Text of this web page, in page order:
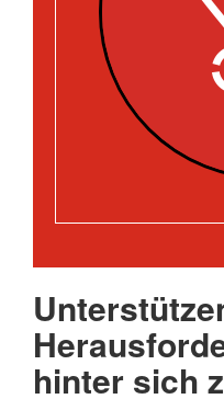
hinter sich